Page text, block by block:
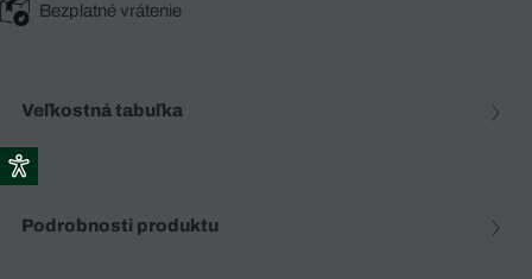
Bezplatné vrátenie
Veľkostná tabuľka
Podrobnosti produktu